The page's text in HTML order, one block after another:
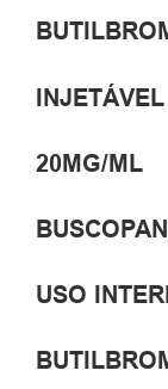
INJETÁVEL
20MG/ML
BUSCOPAN
USO